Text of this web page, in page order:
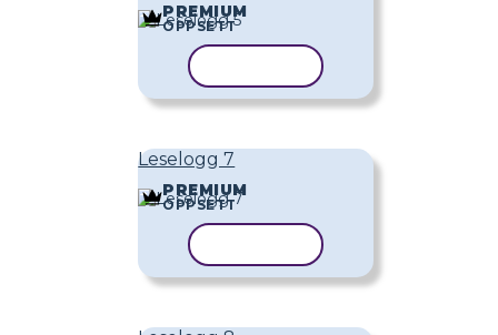
PREMIUM
OPPSETT
Leselogg 7
PREMIUM
OPPSETT